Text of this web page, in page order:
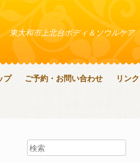
東大和市上北台ボディ＆ソウルケア
プ ご予約・お問い合わせ リンク